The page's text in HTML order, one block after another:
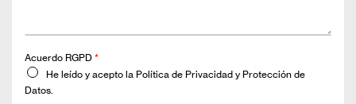
Acuerdo RGPD *
He leído y acepto la Política de Privacidad y Protección de
Datos.